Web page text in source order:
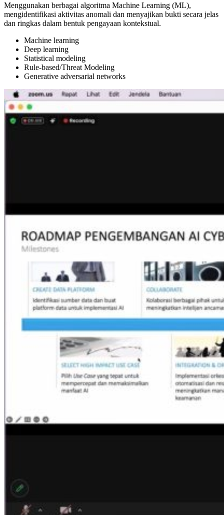
Menggunakan berbagai algoritma Machine Learning (ML),
mengidentifikasi aktivitas anomali dan menyajikan bukti secara jelas
dan ringkas dalam bentuk pengayaan kontekstual.
Machine learning
Deep learning
Statistical modeling
Rule-based/Threat Modeling
Generative adversarial networks